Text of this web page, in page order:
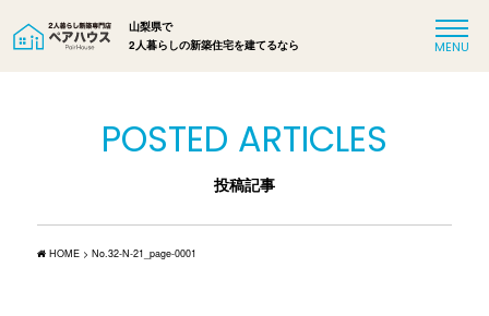
山梨県で
2人暮らしの新築住宅を建てるなら
POSTED ARTICLES
投稿記事
HOME >No.32-N-21_page-0001